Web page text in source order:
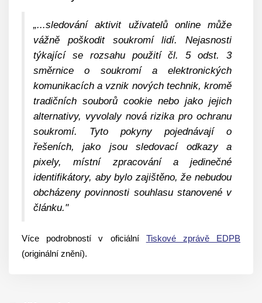
„...sledování aktivit uživatelů online může
vážně poškodit soukromí lidí. Nejasnosti
týkající se rozsahu použití čl. 5 odst. 3
směrnice o soukromí a elektronických
komunikacích a vznik nových technik, kromě
tradičních souborů cookie nebo jako jejich
alternativy, vyvolaly nová rizika pro ochranu
soukromí. Tyto pokyny pojednávají o
řešeních, jako jsou sledovací odkazy a
pixely, místní zpracování a jedinečné
identifikátory, aby bylo zajištěno, že nebudou
obcházeny povinnosti souhlasu stanovené v
článku."
Více podrobností v oficiální Tiskové zprávě EDPB
(originální znění).